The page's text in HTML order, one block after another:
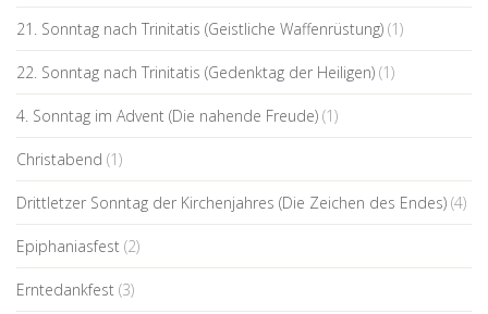
21. Sonntag nach Trinitatis (Geistliche Waffenrüstung) (1)
22. Sonntag nach Trinitatis (Gedenktag der Heiligen) (1)
4. Sonntag im Advent (Die nahende Freude) (1)
Christabend (1)
Drittletzer Sonntag der Kirchenjahres (Die Zeichen des Endes) (4)
Epiphaniasfest (2)
Erntedankfest (3)